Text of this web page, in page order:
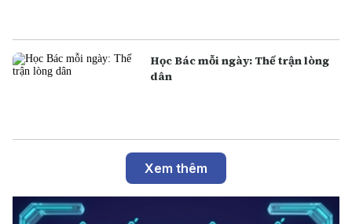
Học Bác mỗi ngày: Thế trận lòng
dân
Xem thêm